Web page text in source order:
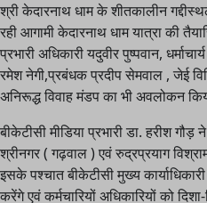
श्री केदारनाथ धाम के शीतकालीन
रही आगामी केदारनाथ धाम यात्रा की
प्रभारी अधिकारी यदुवीर पुष्पवान,
रमेश नेगी,प्रबंधक प्रदीप सेमवाल , जेई
अनिरूद्ध विवाह मंडप का भी अवलोकन
बीकेटीसी मीडिया प्रभारी डा. हरीश
श्रीनगर ( गढ़वाल ) एवं रुद्रप्रयाग
इसके पश्चात बीकेटीसी मुख्य
करेंगे एवं कर्मचारियों अधिकारियों को